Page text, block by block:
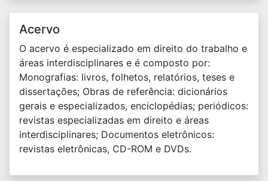
Acervo
O acervo é especializado em direito do trabalho e
áreas interdisciplinares e é composto por:
Monografias: livros, folhetos, relatórios, teses e
dissertações; Obras de referência: dicionários
gerais e especializados, enciclopédias; periódicos:
revistas especializadas em direito e áreas
interdisciplinares; Documentos eletrônicos:
revistas eletrônicas, CD-ROM e DVDs.